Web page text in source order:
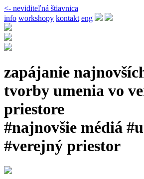
<- neviditeľná štiavnica
info workshopy kontakt eng
zapájanie
tvorby umenia vo
priestore
#najnovšie médiá
#verejný priestor